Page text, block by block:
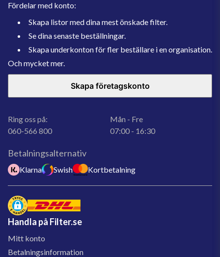
Fördelar med konto:
Skapa listor med dina mest önskade filter.
Se dina senaste beställningar.
Skapa underkonton för fler beställare i en organisation.
Och mycket mer.
Skapa företagskonto
Ring oss på:
060-566 800
Mån - Fre
07:00 - 16:30
Betalningsalternativ
Klarna Swish Kortbetalning
Handla på Filter.se
Mitt konto
Betalningsinformation